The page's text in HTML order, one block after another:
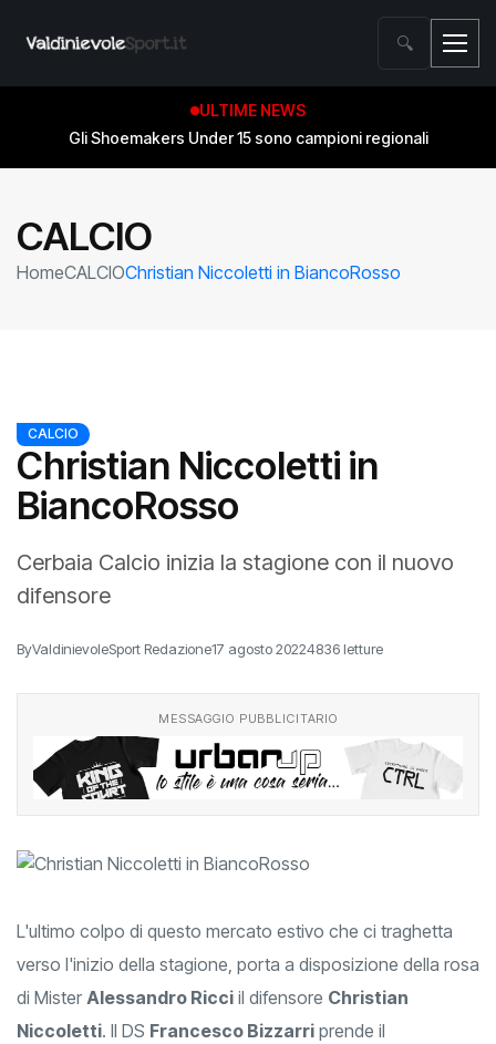
🔍
ULTIME NEWS
Gli Shoemakers Under 15 sono campioni regionali
CALCIO
HomeCALCIOChristian Niccoletti in BiancoRosso
CALCIO
Christian Niccoletti in
BiancoRosso
Cerbaia Calcio inizia la stagione con il nuovo
difensore
ByValdinievoleSport Redazione17 agosto 20224836 letture
MESSAGGIO PUBBLICITARIO
L'ultimo colpo di questo mercato estivo che ci traghetta
verso l'inizio della stagione, porta a disposizione della rosa
di Mister Alessandro Ricci il difensore Christian
Niccoletti. Il DS Francesco Bizzarri prende il